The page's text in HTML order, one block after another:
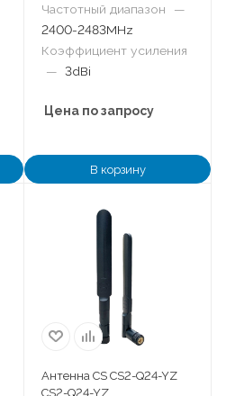
Частотный диапазон
—
2400-2483MHz
Коэффициент усиления
— 3dBi
Цена по запросу
В корзину
Антенна CS CS2-Q24-YZ
CS2-Q24-YZ